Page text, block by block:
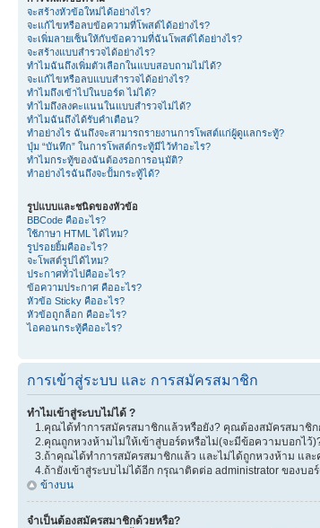
จะสร้างหัวข้อใหม่ได้อย่างไร?
จะแก้ไขหรือลบข้อความที่โพสต์ได้อย่างไร?
จะเพิ่มลายเซ็นให้กับข้อความที่ฉันโพสต์ได้อย่างไร?
จะสร้างแบบสำรวจได้อย่างไร?
ทำไมฉันถึงเพิ่มตัวเลือกในแบบสอบถามไม่ได้?
จะแก้ไขหรือลบแบบสำรวจได้อย่างไร?
ทำไมถึงเข้าไปในบอร์ด ไม่ได้?
ทำไมถึงลงคะแนนในแบบสำรวจไม่ได้?
ทำไมฉันถึงได้รับคำเตือน?
ทำอย่างไร ฉันถึงจะสามารถรายงานการโพสต์แก่ผู้ดูแลกระทู้?
ปุ่ม “บันทึก” ในการโพสต์กระทู้มีไว้ทำอะไร?
ทำไมกระทู้ของฉันต้องรอการอนุมัติ?
ทำอย่างไรฉันถึงจะปั้มกระทู้ได้?
รูปแบบและชนิดของหัวข้อ
BBCode คืออะไร?
ใช้ภาษา HTML ได้ไหม?
รูปรอยยิ้มคืออะไร?
จะโพสต์รูปได้ไหม?
ประกาศทั่วไปคืออะไร?
ข้อความประกาศ คืออะไร?
หัวข้อ Sticky คืออะไร?
หัวข้อถูกล็อก คืออะไร?
ไอคอนกระทู้คืออะไร?
การเข้าสู่ระบบ และ การสมัครสมาชิก
ทำไมเข้าสู่ระบบไม่ได้ ?
1.คุณได้ทำการสมัครสมาชิกแล้วหรือยัง? คุณต้องสมัครสมาชิก
2.คุณถูกหวงห้ามไม่ให้เข้าสู่บอร์ดหรือไม่(จะมีข้อความบอกไว้
3.ถ้าคุณได้ทำการสมัครสมาชิกแล้ว และไม่ได้ถูกหวงห้าม และ
4.ถ้ายังเข้าสู่ระบบไม่ได้อีก กรุณาติดต่อ administrator ของบ
ข้างบน
จำเป็นต้องสมัครสมาชิกด้วยหรือ?